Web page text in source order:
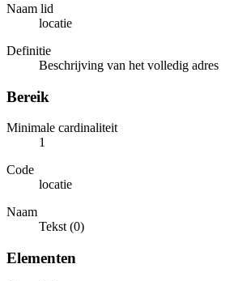
Naam lid
locatie
Definitie
Beschrijving van het volledig adres
Bereik
Minimale cardinaliteit
1
Code
locatie
Naam
Tekst (0)
Elementen